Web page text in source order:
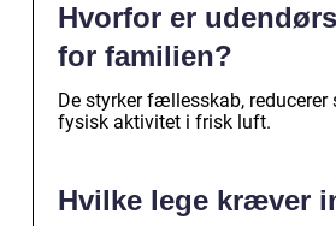
Hvorfor er
for familien?
De styrker fællesskab, reducerer
fysisk aktivitet i frisk luft.
Hvilke lege kræver